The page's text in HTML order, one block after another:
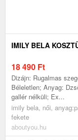
IMILY BELA
18 490 Ft
Dizájn: Rugalmas
Béleletlen; Anyag:
gallér nélküli; Ex...
imily bela, női,
fekete
aboutyou.hu